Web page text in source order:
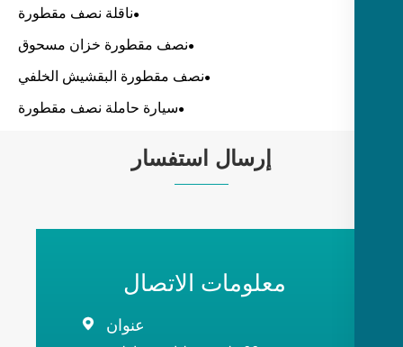
ناقلة نصف مقطورة
نصف مقطورة خزان مسحوق
نصف مقطورة البقشيش الخلفي
سيارة حاملة نصف مقطورة
إرسال استفسار
معلومات الاتصال
